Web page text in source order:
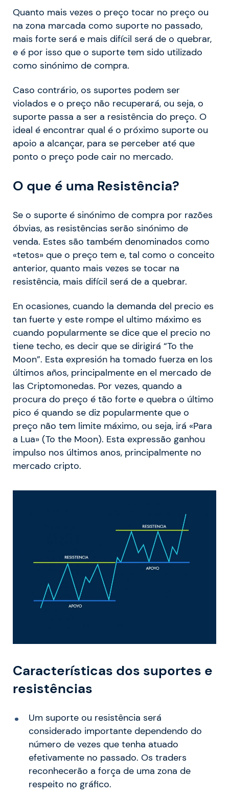
Quanto mais vezes o preço tocar no preço ou
na zona marcada como suporte no passado,
mais forte será e mais difícil será de o quebrar,
e é por isso que o suporte tem sido utilizado
como sinónimo de compra.
Caso contrário, os suportes podem ser
violados e o preço não recuperará, ou seja, o
suporte passa a ser a resistência do preço. O
ideal é encontrar qual é o próximo suporte ou
apoio a alcançar, para se perceber até que
ponto o preço pode cair no mercado.
O que é uma Resistência?
Se o suporte é sinónimo de compra por razões
óbvias, as resistências serão sinónimo de
venda. Estes são também denominados como
«tetos» que o preço tem e, tal como o conceito
anterior, quanto mais vezes se tocar na
resistência, mais difícil será de a quebrar.
En ocasiones, cuando la demanda del precio es
tan fuerte y este rompe el ultimo máximo es
cuando popularmente se dice que el precio no
tiene techo, es decir que se dirigirá “To the
Moon”. Esta expresión ha tomado fuerza en los
últimos años, principalmente en el mercado de
las Criptomonedas. Por vezes, quando a
procura do preço é tão forte e quebra o último
pico é quando se diz popularmente que o
preço não tem limite máximo, ou seja, irá «Para
a Lua» (To the Moon). Esta expressão ganhou
impulso nos últimos anos, principalmente no
mercado cripto.
Características dos suportes e
resistências
Um suporte ou resistência será
considerado importante dependendo do
número de vezes que tenha atuado
efetivamente no passado. Os traders
reconhecerão a força de uma zona de
respeito no gráfico.